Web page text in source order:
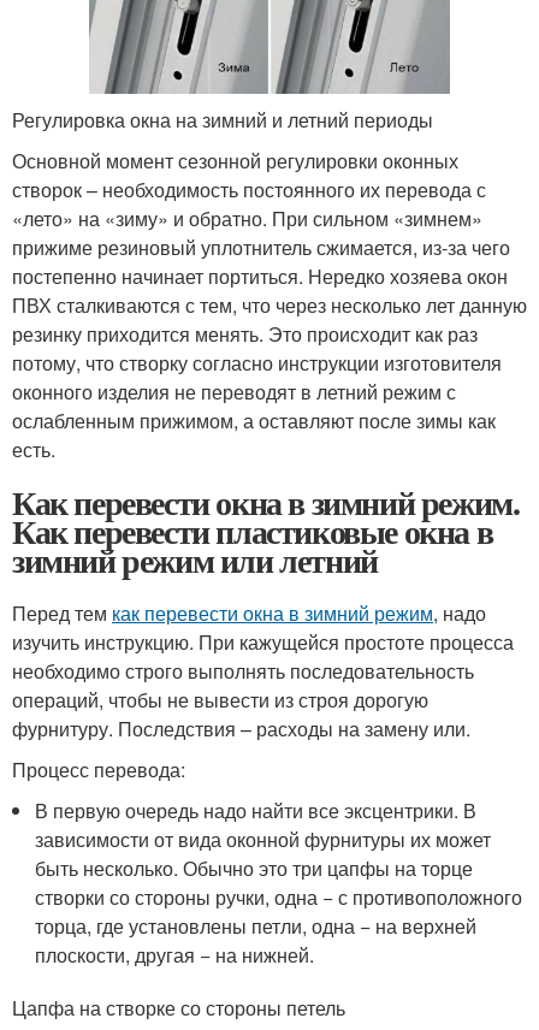
Регулировка окна на зимний и летний периоды
Основной момент сезонной регулировки оконных
створок – необходимость постоянного их перевода с
«лето» на «зиму» и обратно. При сильном «зимнем»
прижиме резиновый уплотнитель сжимается, из-за чего
постепенно начинает портиться. Нередко хозяева окон
ПВХ сталкиваются с тем, что через несколько лет данную
резинку приходится менять. Это происходит как раз
потому, что створку согласно инструкции изготовителя
оконного изделия не переводят в летний режим с
ослабленным прижимом, а оставляют после зимы как
есть.
Как перевести окна в зимний режим.
Как перевести пластиковые окна в
зимний режим или летний
Перед тем как перевести окна в зимний режим, надо
изучить инструкцию. При кажущейся простоте процесса
необходимо строго выполнять последовательность
операций, чтобы не вывести из строя дорогую
фурнитуру. Последствия – расходы на замену или.
Процесс перевода:
В первую очередь надо найти все эксцентрики. В
зависимости от вида оконной фурнитуры их может
быть несколько. Обычно это три цапфы на торце
створки со стороны ручки, одна − с противоположного
торца, где установлены петли, одна − на верхней
плоскости, другая − на нижней.
Цапфа на створке со стороны петель